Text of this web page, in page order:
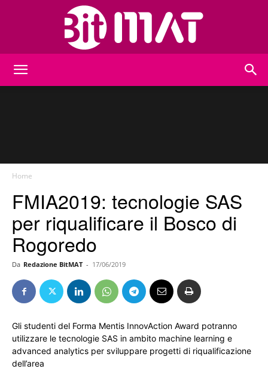
Home
FMIA2019: tecnologie SAS
per riqualificare il Bosco di
Rogoredo
Da Redazione BitMAT - 17/06/2019
Gli studenti del Forma Mentis InnovAction Award potranno
utilizzare le tecnologie SAS in ambito machine learning e
advanced analytics per sviluppare progetti di riqualificazione
dell’area